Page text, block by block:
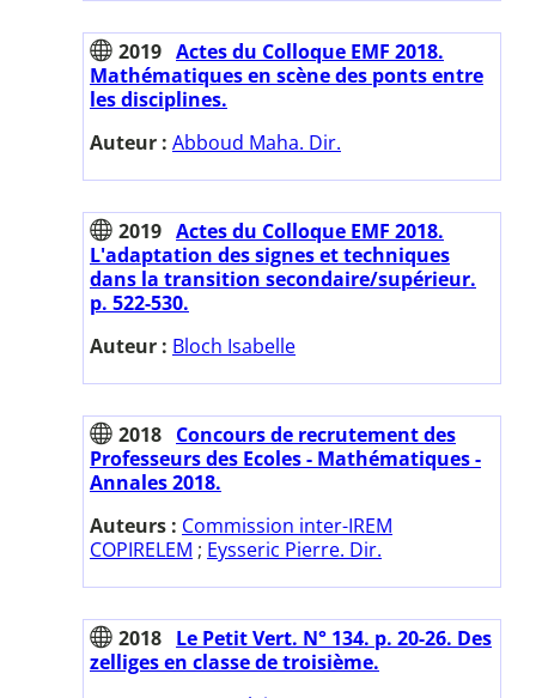
2019 Actes du Colloque EMF 2018.
Mathématiques en scène des ponts entre
les disciplines.
Auteur : Abboud Maha. Dir.
2019 Actes du Colloque EMF 2018.
L'adaptation des signes et techniques
dans la transition secondaire/supérieur.
p. 522-530.
Auteur : Bloch Isabelle
2018 Concours de recrutement des
Professeurs des Ecoles - Mathématiques -
Annales 2018.
Auteurs : Commission inter-IREM
COPIRELEM ; Eysseric Pierre. Dir.
2018 Le Petit Vert. N° 134. p. 20-26. Des
zelliges en classe de troisième.